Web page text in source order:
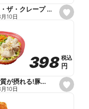
s
e
o
r
i
e
ファミマ・ザ・クレープ 生チョコ
10日
s
e
398
398 税込
税込
円
円
たんぱく質が摂れる!豚しゃぶのパスタサラダ
10日